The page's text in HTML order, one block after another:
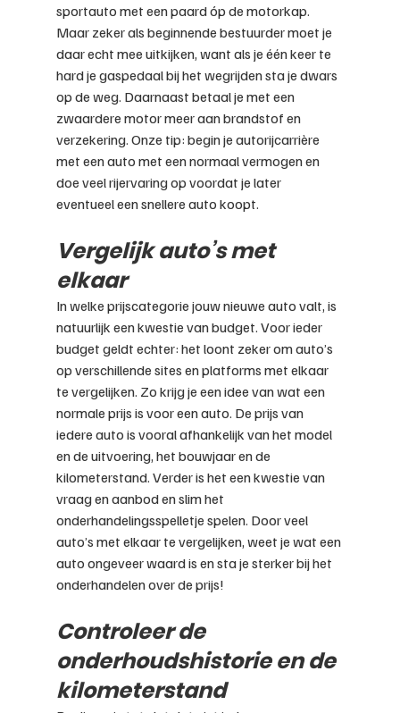
sportauto met een paard óp de motorkap.
Maar zeker als beginnende bestuurder moet je
daar echt mee uitkijken, want als je één keer te
hard je gaspedaal bij het wegrijden sta je dwars
op de weg. Daarnaast betaal je met een
zwaardere motor meer aan brandstof en
verzekering. Onze tip: begin je autorijcarrière
met een auto met een normaal vermogen en
doe veel rijervaring op voordat je later
eventueel een snellere auto koopt.
Vergelijk auto’s met
elkaar
In welke prijscategorie jouw nieuwe auto valt, is
natuurlijk een kwestie van budget. Voor ieder
budget geldt echter: het loont zeker om auto’s
op verschillende sites en platforms met elkaar
te vergelijken. Zo krijg je een idee van wat een
normale prijs is voor een auto. De prijs van
iedere auto is vooral afhankelijk van het model
en de uitvoering, het bouwjaar en de
kilometerstand. Verder is het een kwestie van
vraag en aanbod en slim het
onderhandelingsspelletje spelen. Door veel
auto’s met elkaar te vergelijken, weet je wat een
auto ongeveer waard is en sta je sterker bij het
onderhandelen over de prijs!
Controleer de
onderhoudshistorie en de
kilometerstand